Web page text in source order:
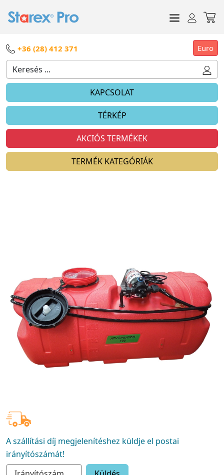
+36 (28) 412 371 Euro
KAPCSOLAT
TÉRKÉP
AKCIÓS TERMÉKEK
TERMÉK KATEGÓRIÁK
A szállítási díj megjelenítéshez küldje el postai
irányítószámát!